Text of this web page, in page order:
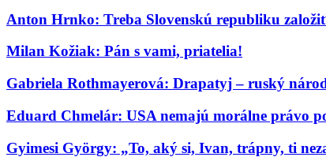
Anton Hrnko: Treba Slovenskú republiku
Milan Kožiak: Pán s vami, priatelia!
Gabriela Rothmayerová: Drapatyj – ruský
Eduard Chmelár: USA nemajú morálne právo
Gyimesi György: „To, aký si, Ivan, trápny, ti